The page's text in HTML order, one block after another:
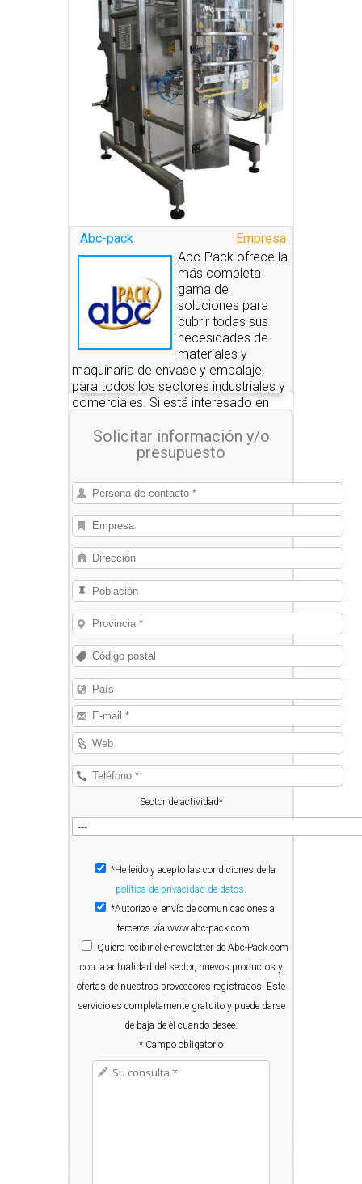
Empresa
Abc-pack
Abc-Pack ofrece la
más completa
gama de
soluciones para
cubrir todas sus
necesidades de
materiales y
maquinaria de envase y embalaje,
para todos los sectores industriales y
comerciales. Si está interesado en
le pondremos en contacto con las
empresas que se los pueden
Solicitar información y/o
presupuesto
Sector de actividad*
*He leído y acepto las condiciones de la
política de privacidad de datos.
*Autorizo el envío de comunicaciones a
terceros vía www.abc-pack.com
Quiero recibir el e-newsletter de Abc-Pack.com
con la actualidad del sector, nuevos productos y
ofertas de nuestros proveedores registrados. Este
servicio es completamente gratuito y puede darse
de baja de él cuando desee.
* Campo obligatorio